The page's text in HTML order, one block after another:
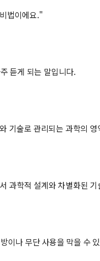
법이에요."
듣게 되는 말입니다.
기술로 관리되는 과학의
과학적 설계와 차별화된
이나 무단 사용을 막을 수